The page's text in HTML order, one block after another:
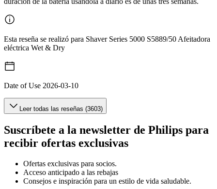
Esta reseña se realizó para Shaver Series 5000 S5889/50 Afeitadora
eléctrica Wet & Dry
Date of Use 2026-03-10
Leer todas las reseñas (3603)
Suscríbete a la newsletter de Philips para
recibir ofertas exclusivas
Ofertas exclusivas para socios.
Acceso anticipado a las rebajas
Consejos e inspiración para un estilo de vida saludable.